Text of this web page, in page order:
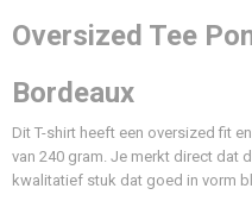
100% Katoen, 240 grams
DTF
Fit
Oversized Fit
Stijl
Oversized Tee
Bordeaux
Dit T-shirt heeft een oversized fit
van 240 gram. Je merkt direct dat
kwalitatief stuk dat goed in vorm